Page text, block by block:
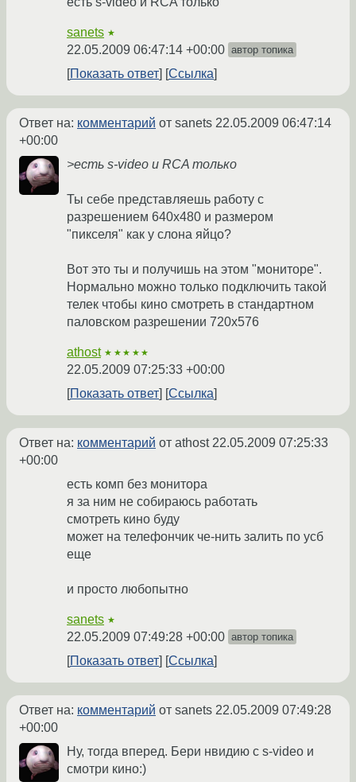
sanets ★
22.05.2009 06:47:14 +00:00 автор топика
Показать ответ Ссылка
Ответ на: комментарий от sanets 22.05.2009 06:47:14
+00:00
>есть s-video и RCA только
Ты себе представляешь работу с
разрешением 640х480 и размером
"пикселя" как у слона яйцо?
Вот это ты и получишь на этом "мониторе".
Нормально можно только подключить такой
телек чтобы кино смотреть в стандартном
паловском разрешении 720х576
athost ★★★★★
22.05.2009 07:25:33 +00:00
Показать ответ
Ссылка
Ответ на: комментарий от athost22.05.2009 07:25:33
+00:00
есть комп без монитора
я за ним не собираюсь работать
смотреть кино буду
может на телефончик че-нить залить по усб
еще
и просто любопытно
sanets ★
22.05.2009 07:49:28 +00:00 автор топика
Показать ответ Ссылка
Ответ на: комментарий от sanets 22.05.2009 07:49:28
+00:00
Ну, тогда вперед. Бери нвидию с s-video и
смотри кино:)